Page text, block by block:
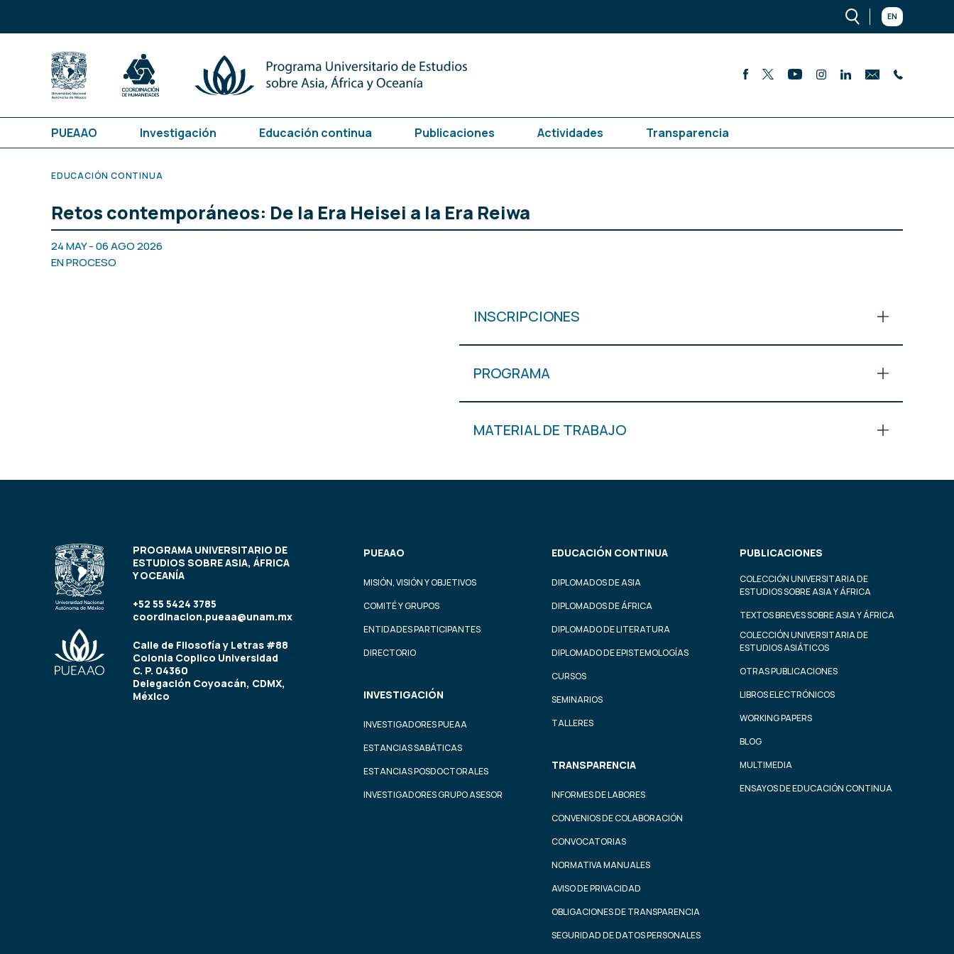
EN
PUEAAO Investigación Educación continua Publicaciones Actividades Transparencia
EDUCACIÓN CONTINUA
Retos contemporáneos: De la Era Heisei a la Era Reiwa
24 MAY - 06 AGO 2026
EN PROCESO
INSCRIPCIONES
PROGRAMA
MATERIAL DE TRABAJO
PROGRAMA UNIVERSITARIO DE
ESTUDIOS SOBRE ASIA, ÁFRICA
Y OCEANÍA
+52 55 5424 3785
coordinacion.pueaa@unam.mx
Calle de Filosofía y Letras #88
Colonia Copilco Universidad
C. P. 04360
Delegación Coyoacán, CDMX,
México
PUEAAO
MISIÓN, VISIÓN Y OBJETIVOS
COMITÉ Y GRUPOS
ENTIDADES PARTICIPANTES
DIRECTORIO
INVESTIGACIÓN
INVESTIGADORES PUEAA
ESTANCIAS SABÁTICAS
ESTANCIAS POSDOCTORALES
INVESTIGADORES GRUPO ASESOR
EDUCACIÓN CONTINUA
DIPLOMADOS DE ASIA
DIPLOMADOS DE ÁFRICA
DIPLOMADO DE LITERATURA
DIPLOMADO DE EPISTEMOLOGÍAS
CURSOS
SEMINARIOS
TALLERES
TRANSPARENCIA
INFORMES DE LABORES
CONVENIOS DE COLABORACIÓN
CONVOCATORIAS
NORMATIVA MANUALES
AVISO DE PRIVACIDAD
OBLIGACIONES DE TRANSPARENCIA
SEGURIDAD DE DATOS PERSONALES
PUBLICACIONES
COLECCIÓN UNIVERSITARIA DE
ESTUDIOS SOBRE ASIA Y ÁFRICA
TEXTOS BREVES SOBRE ASIA Y ÁFRICA
COLECCIÓN UNIVERSITARIA DE
ESTUDIOS ASIÁTICOS
OTRAS PUBLICACIONES
LIBROS ELECTRÓNICOS
WORKING PAPERS
BLOG
MULTIMEDIA
ENSAYOS DE EDUCACIÓN CONTINUA